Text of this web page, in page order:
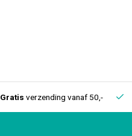
Gratis verzending vanaf 50,-